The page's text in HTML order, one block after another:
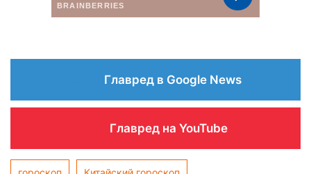
Главред в Google News
Главред на YouTube